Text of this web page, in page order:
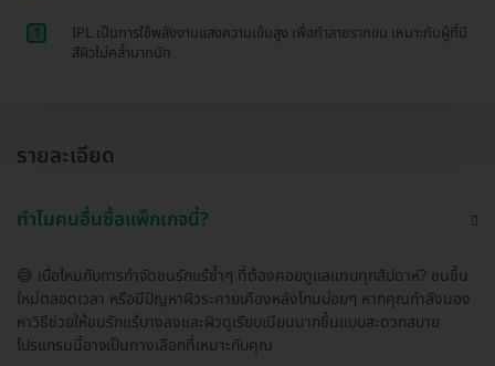
1
IPL เป็นการใช้พลังงานแสงความเข้มสูง เพื่อทำลายรากขน เหมาะกับผู้ที่มี
สีผิวไม่คล้ำมากนัก
รายละเอียด
ทำไมคนอื่นซื้อแพ็กเกจนี้?
😅 เบื่อไหมกับการกำจัดขนรักแร้ซ้ำๆ ที่ต้องคอยดูแลแทบทุกสัปดาห์? ขนขึ้น
ใหม่ตลอดเวลา หรือมีปัญหาผิวระคายเคืองหลังโกนบ่อยๆ หากคุณกำลังมอง
หาวิธีช่วยให้ขนรักแร้บางลงและผิวดูเรียบเนียนมากขึ้นแบบสะดวกสบาย
โปรแกรมนี้อาจเป็นทางเลือกที่เหมาะกับคุณ